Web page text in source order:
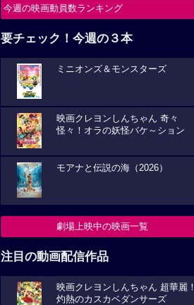
今週の映画動員数ランキング
要チェック！今週の３本
ミニオンズ＆モンスターズ
映画クレヨンしんちゃん 奇々
怪々！オラの妖怪バケ～ション
モアナと伝説の海（2026）
劇場上映中の映画一覧
注目の動画配信作品
映画クレヨンしんちゃん 超華麗！
灼熱のカスカベダンサーズ